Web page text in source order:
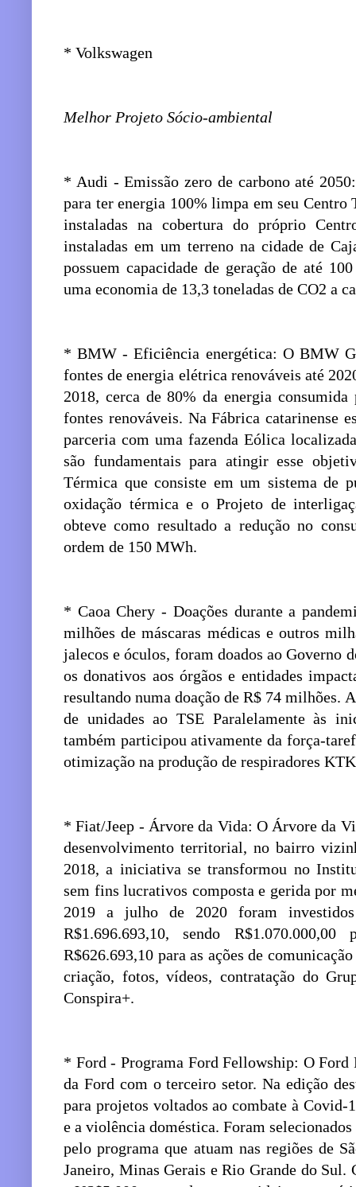
* Volkswagen
Melhor Projeto Sócio-ambiental
* Audi - Emissão zero de carbono até
para ter energia 100% limpa em seu
instaladas na cobertura do próprio
instaladas em um terreno na cidade de
possuem capacidade de geração de até
uma economia de 13,3 toneladas de CO2 a
* BMW - Eficiência energética: O BMW
fontes de energia elétrica renováveis até
2018, cerca de 80% da energia
fontes renováveis. Na Fábrica catarinense
parceria com uma fazenda Eólica
são fundamentais para atingir esse
Térmica que consiste em um sistema de
oxidação térmica e o Projeto de
obteve como resultado a redução no
ordem de 150 MWh.
* Caoa Chery - Doações durante a
milhões de máscaras médicas e outros
jalecos e óculos, foram doados ao Governo
os donativos aos órgãos e entidades
resultando numa doação de R$ 74 milhões.
de unidades ao TSE Paralelamente às
também participou ativamente da força-
otimização na produção de respiradores
* Fiat/Jeep - Árvore da Vida: O Árvore da
desenvolvimento territorial, no bairro
2018, a iniciativa se transformou no
sem fins lucrativos composta e gerida por
2019 a julho de 2020 foram
R$1.696.693,10, sendo
R$626.693,10 para as ações de
criação, fotos, vídeos, contratação do
Conspira+.
* Ford - Programa Ford Fellowship: O
da Ford com o terceiro setor. Na edição
para projetos voltados ao combate à Covid-
e a violência doméstica. Foram
pelo programa que atuam nas regiões de
Janeiro, Minas Gerais e Rio Grande do Sul.